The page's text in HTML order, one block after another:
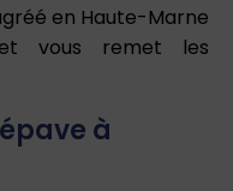
en Haute-Marne
vous remet les
à